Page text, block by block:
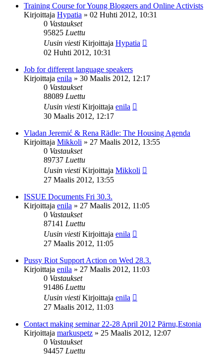
Training Course for Young Bloggers and Online Activists
Kirjoittaja Hypatia » 02 Huhti 2012, 10:31
0 Vastaukset
95825 Luettu
Uusin viesti Kirjoittaja Hypatia
02 Huhti 2012, 10:31
Job for different language speakers
Kirjoittaja enila » 30 Maalis 2012, 12:17
0 Vastaukset
88089 Luettu
Uusin viesti Kirjoittaja enila
30 Maalis 2012, 12:17
Vladan Jeremić & Rena Rädle: The Housing Agenda
Kirjoittaja Mikkoli » 27 Maalis 2012, 13:55
0 Vastaukset
89737 Luettu
Uusin viesti Kirjoittaja Mikkoli
27 Maalis 2012, 13:55
ISSUE Documents Fri 30.3.
Kirjoittaja enila » 27 Maalis 2012, 11:05
0 Vastaukset
87141 Luettu
Uusin viesti Kirjoittaja enila
27 Maalis 2012, 11:05
Pussy Riot Support Action on Wed 28.3.
Kirjoittaja enila » 27 Maalis 2012, 11:03
0 Vastaukset
91486 Luettu
Uusin viesti Kirjoittaja enila
27 Maalis 2012, 11:03
Contact making seminar 22-28 April 2012 Pärnu,Estonia
Kirjoittaja markuspetz » 25 Maalis 2012, 12:07
0 Vastaukset
94457 Luettu